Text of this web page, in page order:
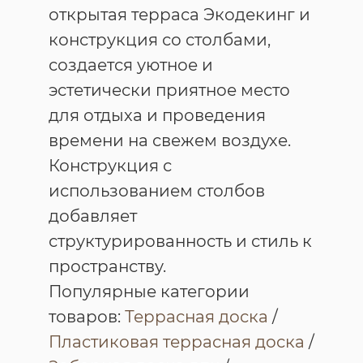
открытая терраса Экодекинг и
конструкция со столбами,
создается уютное и
эстетически приятное место
для отдыха и проведения
времени на свежем воздухе.
Конструкция с
использованием столбов
добавляет
структурированность и стиль к
пространству.
Популярные категории
товаров: Террасная доска /
Пластиковая террасная доска /